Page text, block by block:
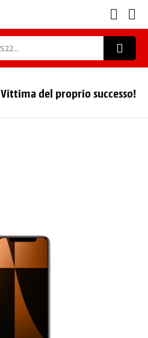
Vittima del proprio successo!